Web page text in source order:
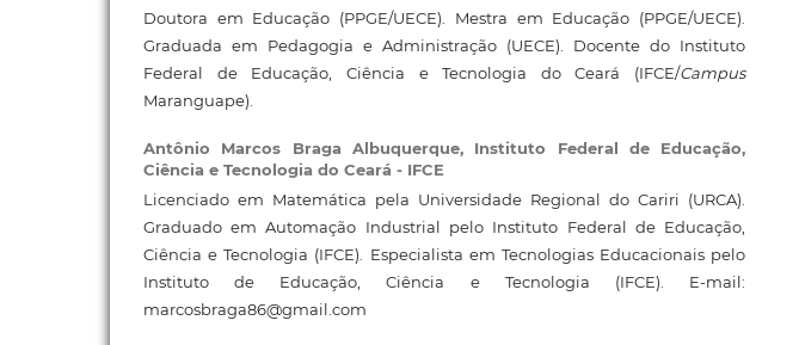
Doutora em Educação (PPGE/UECE). Mestra em Educação (PPGE/UECE).
Graduada em Pedagogia e Administração (UECE). Docente do Instituto
Federal de Educação, Ciência e Tecnologia do Ceará (IFCE/Campus
Maranguape).
Antônio Marcos Braga Albuquerque, Instituto Federal de Educação,
Ciência e Tecnologia do Ceará - IFCE
Licenciado em Matemática pela Universidade Regional do Cariri (URCA).
Graduado em Automação Industrial pelo Instituto Federal de Educação,
Ciência e Tecnologia (IFCE). Especialista em Tecnologias Educacionais pelo
Instituto de Educação, Ciência e Tecnologia (IFCE). E-mail:
marcosbraga86@gmail.com